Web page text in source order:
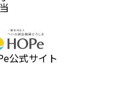
公式サイト